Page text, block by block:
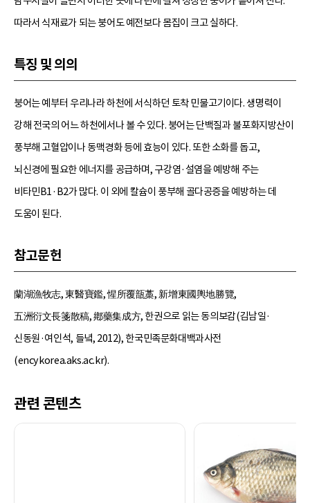
따라서 식재료가 되는 붕어도 예전보다 몸집이 크고 실하다.
특징 및 의의
붕어는 예부터 우리나라 하천에 서식하던 토착 민물고기이다. 생명력이
강해 전국의 어느 하천에서나 볼 수 있다. 붕어는 단백질과 불포화지방산이
풍부해 고혈압이나 동맥경화 등에 효능이 있다. 또한 소화를 돕고,
뇌신경에 필요한 에너지를 공급하며, 구강염·설염을 예방해 주는
비타민B1·B2가 많다. 이 외에 칼슘이 풍부해 골다공증을 예방하는 데
도움이 된다.
참고문헌
蘭湖漁牧志, 東醫寶鑑, 惺所覆瓿藁, 新增東國輿地勝覽,
五洲衍文長箋散稿, 鄕藥集成方, 한권으로 읽는 동의보감(김남일·
신동원·여인석, 들녘, 2012), 한국민족문화대백과사전
(encykorea.aks.ac.kr).
관련 콘텐츠